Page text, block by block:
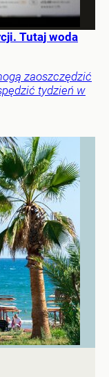
Tutaj woda
zaoszczędzić
tydzień w